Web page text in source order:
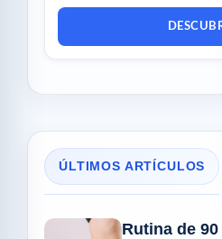
ÚLTIMOS ARTÍCULOS
Rutina de